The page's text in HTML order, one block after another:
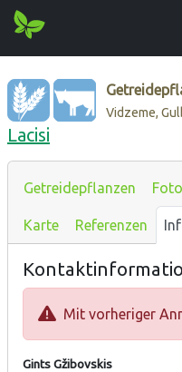
Vidzeme,
Lacisi
Getreidepflanzen Foto
Karte Referenzen
Mit vorheriger
Gints Gžibovskis